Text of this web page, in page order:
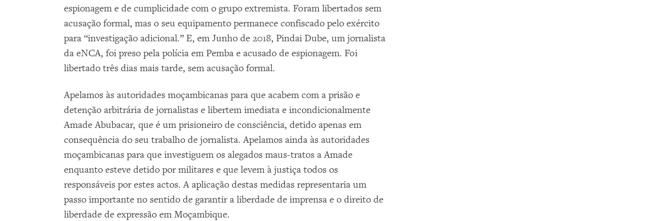
espionagem e de cumplicidade com o grupo extremista. Foram libertados sem
acusação formal, mas o seu equipamento permanece confiscado pelo exército
para “investigação adicional.” E, em Junho de 2018, Pindai Dube, um jornalista
da eNCA, foi preso pela polícia em Pemba e acusado de espionagem. Foi
libertado três dias mais tarde, sem acusação formal.
Apelamos às autoridades moçambicanas para que acabem com a prisão e
detenção arbitrária de jornalistas e libertem imediata e incondicionalmente
Amade Abubacar, que é um prisioneiro de consciência, detido apenas em
consequência do seu trabalho de jornalista. Apelamos ainda às autoridades
moçambicanas para que investiguem os alegados maus-tratos a Amade
enquanto esteve detido por militares e que levem à justiça todos os
responsáveis por estes actos. A aplicação destas medidas representaria um
passo importante no sentido de garantir a liberdade de imprensa e o direito de
liberdade de expressão em Moçambique.